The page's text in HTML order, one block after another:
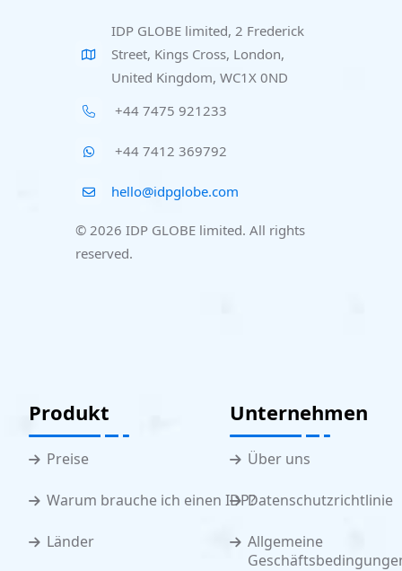
IDP GLOBE limited, 2 Frederick
Street, Kings Cross, London,
United Kingdom, WC1X 0ND
+44 7475 921233
+44 7412 369792
hello@idpglobe.com
© 2026 IDP GLOBE limited. All rights
reserved.
Produkt
Preise
Warum brauche ich einen IDP?
Länder
Unternehmen
Über uns
Datenschutzrichtlinie
Allgemeine